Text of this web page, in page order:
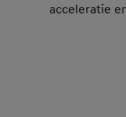
acceleratie